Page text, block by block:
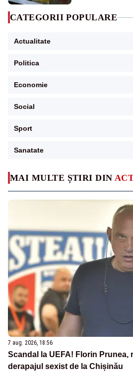
MAI MULTE ȘTIRI DIN
7 aug. 2026, 18:56
Scandal la UEFA! Florin Prunea,
derapajul sexist de la Chișinău
CATEGORII POPULARE
Actualitate
Politica
Economie
Social
Sport
Sanatate